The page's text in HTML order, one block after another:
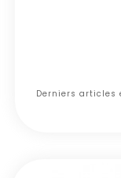
Derniers articles